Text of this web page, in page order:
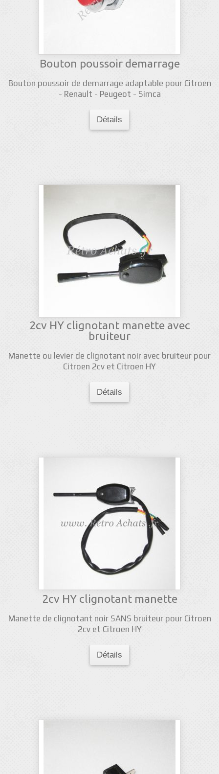
Bouton poussoir demarrage
Bouton poussoir de demarrage adaptable pour Citroen
- Renault - Peugeot - Simca
Détails
2cv HY clignotant manette avec
bruiteur
Manette ou levier de clignotant noir avec bruiteur pour
Citroen 2cv et Citroen HY
Détails
2cv HY clignotant manette
Manette de clignotant noir SANS bruiteur pour Citroen
2cv et Citroen HY
Détails